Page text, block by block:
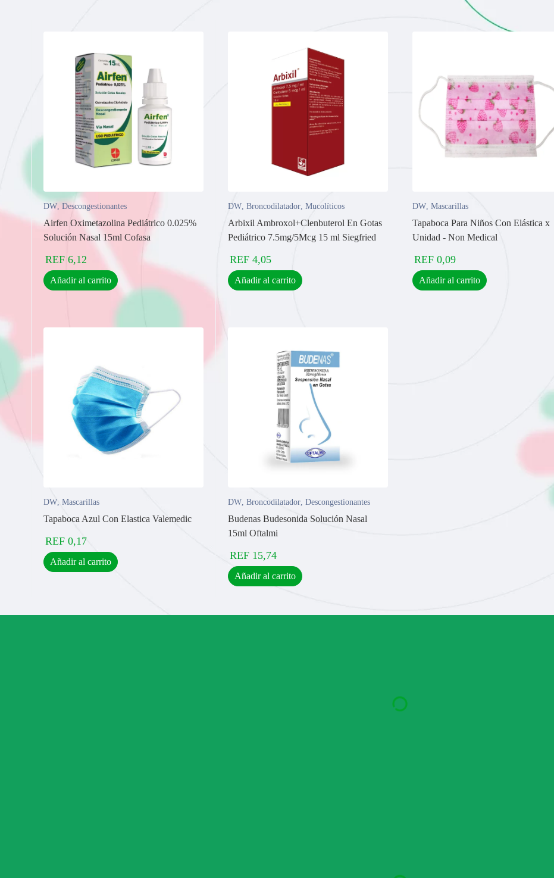
DW, Descongestionantes
Airfen Oximetazolina Pediátrico 0.025%
Solución Nasal 15ml Cofasa
REF 6,12
Añadir al carrito
DW, Broncodilatador, Mucolíticos
Arbixil Ambroxol+Clenbuterol En Gotas
Pediátrico 7.5mg/5Mcg 15 ml Siegfried
REF 4,05
Añadir al carrito
DW, Mascarillas
Tapaboca Para Niños Con Elástica x
Unidad - Non Medical
REF 0,09
Añadir al carrito
DW, Mascarillas
Tapaboca Azul Con Elastica Valemedic
REF 0,17
Añadir al carrito
DW, Broncodilatador, Descongestionantes
Budenas Budesonida Solución Nasal
15ml Oftalmi
REF 15,74
Añadir al carrito